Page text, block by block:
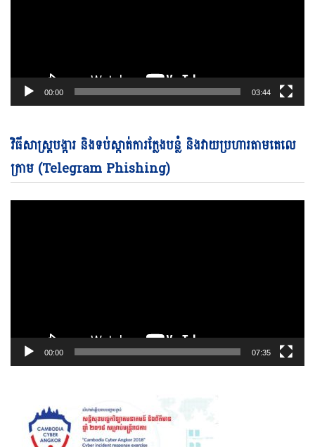
00:00 03:44
វិធីសាស្ត្របង្ការ និងទប់ស្កាត់ការក្លែងបន្លំ និងវាយប្រហារតាមតេលេ
ក្រាម (Telegram Phishing)
00:00 07:35